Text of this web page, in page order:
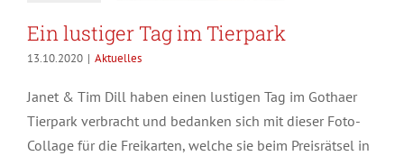
Ein lustiger Tag im Tierpark
13.10.2020 | Aktuelles
Janet & Tim Dill haben einen lustigen Tag im Gothaer
Tierpark verbracht und bedanken sich mit dieser Foto-
Collage für die Freikarten, welche sie beim Preisrätsel in